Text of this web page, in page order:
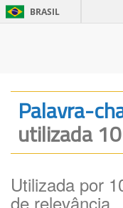
BRASIL
Palavra-
utilizada
Utilizada por
de relevância